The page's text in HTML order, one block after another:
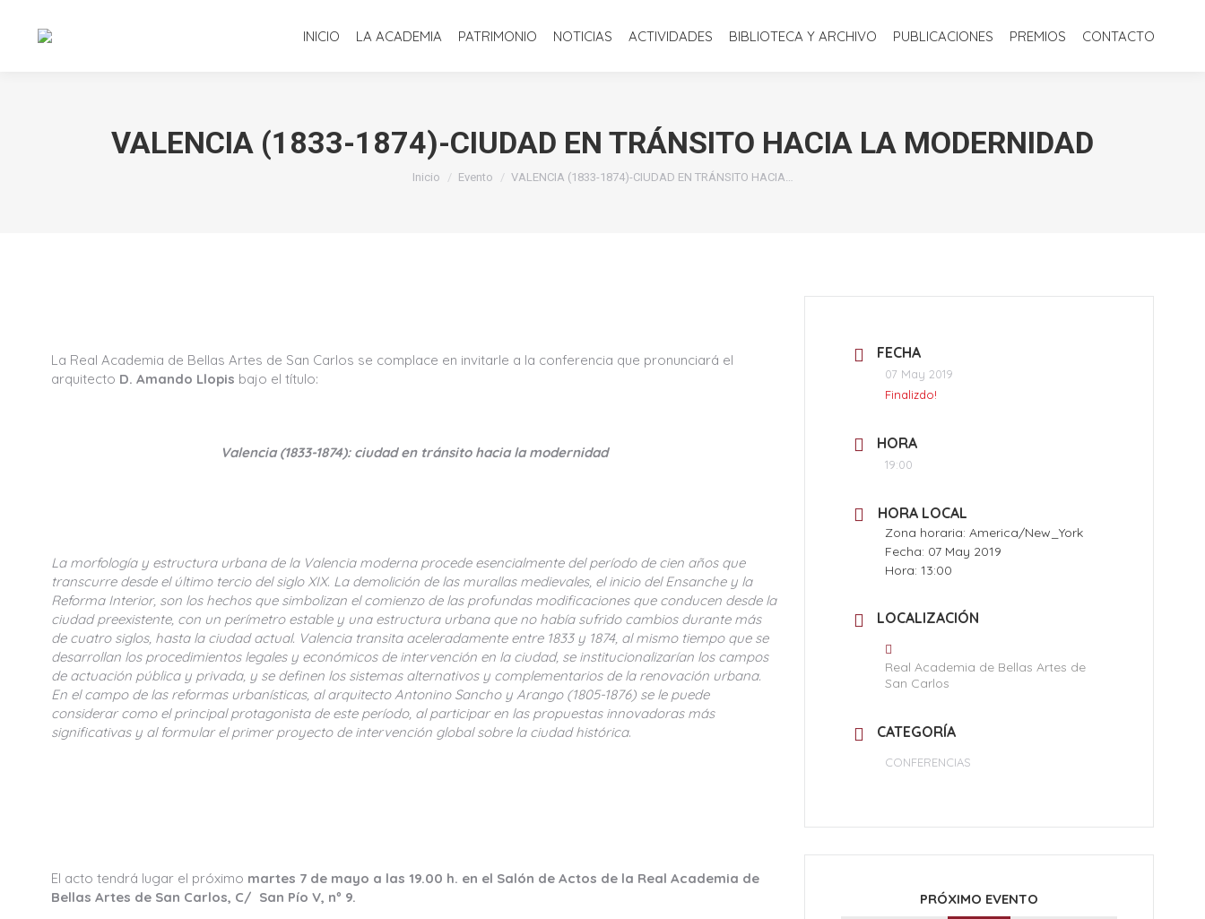
INICIO LA ACADEMIA PATRIMONIO NOTICIAS ACTIVIDADES BIBLIOTECA Y ARCHIVO PUBLICACIONES PREMIOS CONTACTO
VALENCIA (1833-1874)-CIUDAD EN TRÁNSITO HACIA LA MODERNIDAD
Estás aquí:
Inicio Evento VALENCIA (1833-1874)-CIUDAD EN TRÁNSITO HACIA…
La Real Academia de Bellas Artes de San Carlos se complace en invitarle a la conferencia que pronunciará el
arquitecto D. Amando Llopis bajo el título:
Valencia (1833-1874): ciudad en tránsito hacia la modernidad
La morfología y estructura urbana de la Valencia moderna procede esencialmente del período de cien años que
transcurre desde el último tercio del siglo XIX. La demolición de las murallas medievales, el inicio del Ensanche y la
Reforma Interior, son los hechos que simbolizan el comienzo de las profundas modificaciones que conducen desde la
ciudad preexistente, con un perímetro estable y una estructura urbana que no había sufrido cambios durante más
de cuatro siglos, hasta la ciudad actual. Valencia transita aceleradamente entre 1833 y 1874, al mismo tiempo que se
desarrollan los procedimientos legales y económicos de intervención en la ciudad, se institucionalizarían los campos
de actuación pública y privada, y se definen los sistemas alternativos y complementarios de la renovación urbana.
En el campo de las reformas urbanísticas, al arquitecto Antonino Sancho y Arango (1805-1876) se le puede
considerar como el principal protagonista de este período, al participar en las propuestas innovadoras más
significativas y al formular el primer proyecto de intervención global sobre la ciudad histórica.
El acto tendrá lugar el próximo martes 7 de mayo a las 19.00 h. en el Salón de Actos de la Real Academia de
Bellas Artes de San Carlos, C/ San Pío V, nº 9.
FECHA
07 May 2019
Finalizdo!
HORA
19:00
HORA LOCAL
Zona horaria: America/New_York
Fecha: 07 May 2019
Hora: 13:00
LOCALIZACIÓN
Real Academia de Bellas Artes de
San Carlos
CATEGORÍA
CONFERENCIAS
PRÓXIMO EVENTO
INICIO LA ACADEMIA PATRIMONIO NOTICIAS ACTIVIDADES BIBLIOTECA Y ARCHIVO PUBLICACIONES PREMIOS